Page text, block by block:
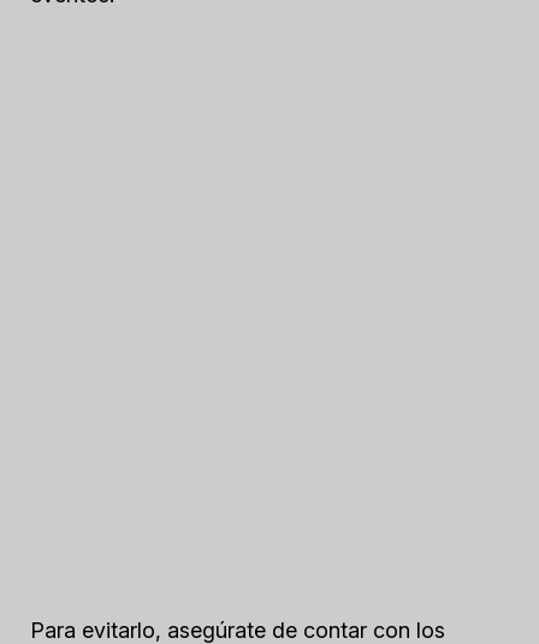
Para evitarlo, asegúrate de contar con los